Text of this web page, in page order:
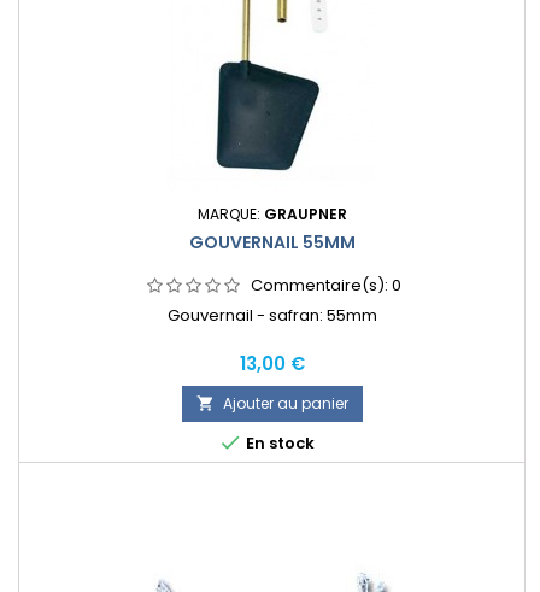
MARQUE: GRAUPNER
GOUVERNAIL 55MM
Commentaire(s): 0
Gouvernail - safran: 55mm
Prix
13,00 €
 Ajouter au panier
 En stock